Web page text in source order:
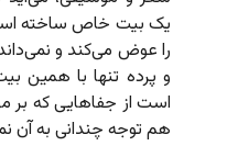
یک بیت خاص ساخته
را عوض می‌کند و
و پرده تنها با همین
است از جفاهایی که بر
هم توجه چندانی به آن